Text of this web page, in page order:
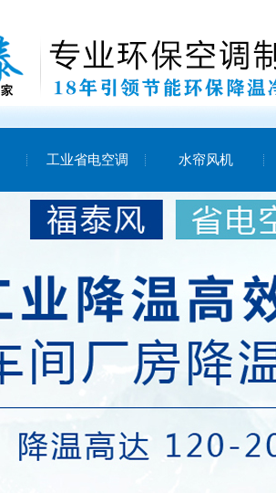
工业省电空调 水帘风机